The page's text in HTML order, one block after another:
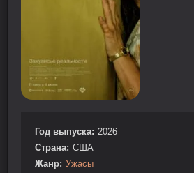
Год выпуска: 2026
Страна: США
Жанр: Ужасы